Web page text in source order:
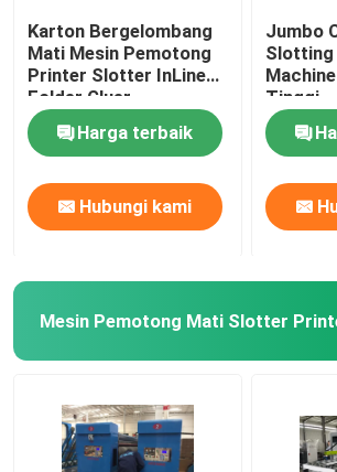
Karton Bergelombang
Mati Mesin Pemotong
Printer Slotter InLine
Folder Gluer
Harga terbaik
Hubungi kami
Jumbo
Slotting
Tinggi
Mesin Pemotong Mati Slotter